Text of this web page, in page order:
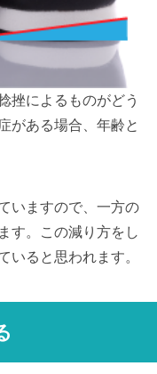
挫によるものがどう
がある場合、年齢と
いますので、一方の
す。この減り方をし
いると思われます。